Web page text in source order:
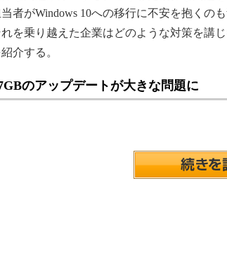
者がWindows 10への移行に不安を抱くのも
れを乗り越えた企業はどのような対策を講
介する。
のアップデートが大きな問題に